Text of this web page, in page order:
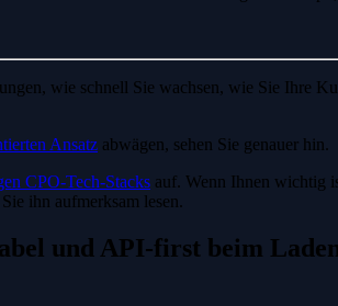
wie schnell Sie wachsen, wie Sie Ihre
Ansatz abwägen, sehen Sie genauer hin.
CPO-Tech-Stacks auf. Wenn Ihnen wichtig
ihn aufmerksam lesen.
und API-first beim